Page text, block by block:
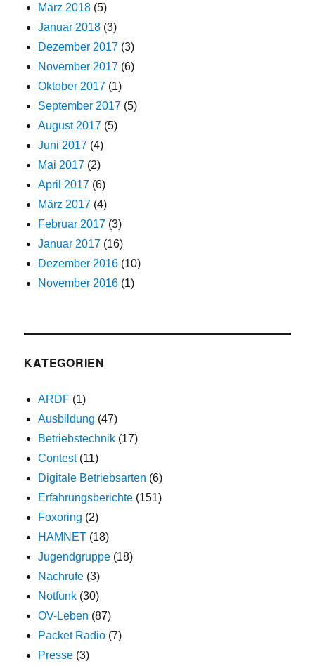
März 2018 (5)
Januar 2018 (3)
Dezember 2017 (3)
November 2017 (6)
Oktober 2017 (1)
September 2017 (5)
August 2017 (5)
Juni 2017 (4)
Mai 2017 (2)
April 2017 (6)
März 2017 (4)
Februar 2017 (3)
Januar 2017 (16)
Dezember 2016 (10)
November 2016 (1)
KATEGORIEN
ARDF (1)
Ausbildung (47)
Betriebstechnik (17)
Contest(11)
Digitale Betriebsarten (6)
Erfahrungsberichte (151)
Foxoring (2)
HAMNET (18)
Jugendgruppe (18)
Nachrufe (3)
Notfunk (30)
OV-Leben (87)
Packet Radio (7)
Presse (3)